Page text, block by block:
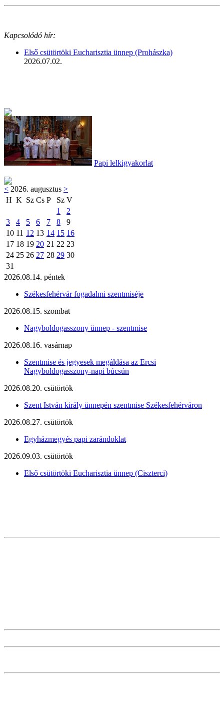
Kapcsolódó hír:
Első csütörtöki Eucharisztia ünnep (Prohászka)
2026.07.02.
Papi lelkigyakorlat
< 2026. augusztus >
H K Sz Cs P Sz V
1
2
3
4 5 6 7 8
9
10 11 12 13 14 15 16
17 18 19 20 21 22 23
24 25 26 27 28 29 30
31
2026.08.14. péntek
Székesfehérvár fogadalmi szentmiséje
2026.08.15. szombat
Nagyboldogasszony ünnep - szentmise
2026.08.16. vasárnap
Szentmise és jegyesek megáldása az Ercsi
Nagyboldogasszony-napi búcsún
2026.08.20. csütörtök
Szent István király ünnepén szentmise Székesfehérváron
2026.08.27. csütörtök
Egyházmegyés papi zarándoklat
2026.09.03. csütörtök
Első csütörtöki Eucharisztia ünnep (Ciszterci)